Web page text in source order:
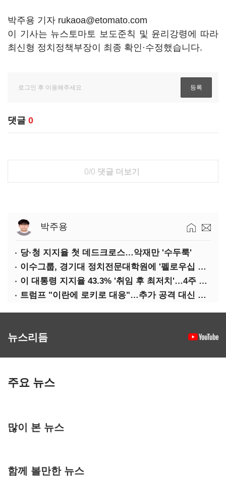
박주용 기자 rukaoa@etomato.com
이 기사는 뉴스토마토 보도준칙 및 윤리강령에 따라
최신형 정치정책부장이 최종 확인·수정했습니다.
댓글 0
0/0 댓글 더보기
박주용
당·청 지지율 첫 데드크로스…악재만 '수두룩'
이수그룹, 경기대 정치전문대학원에 '펠로우십 기금' 3900만원 출연
이 대통령 지지율 43.3% '취임 후 최저치'…4주 연속 '하락'
트럼프 "이란에 로키로 대응"…추가 공격 대신 경제적 압박 시사
뉴스리듬
주요 뉴스
많이 본 뉴스
함께 볼만한 뉴스